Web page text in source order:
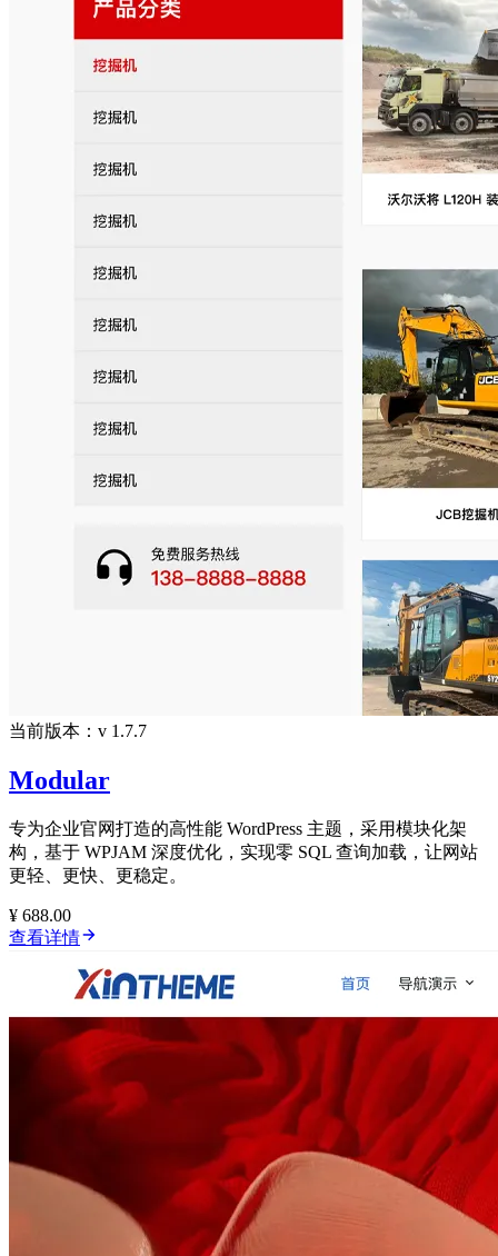
当前版本：v 1.7.7
Modular
专为企业官网打造的高性能 WordPress 主题，采用模块化架
构，基于 WPJAM 深度优化，实现零 SQL 查询加载，让网站
更轻、更快、更稳定。
¥ 688.00
查看详情